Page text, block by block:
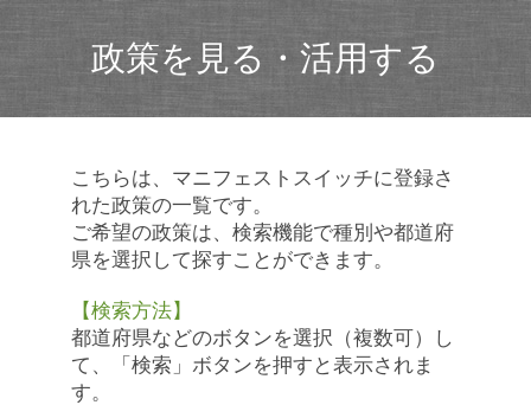
政策を見る・活用する
こちらは、マニフェストスイッチに登録さ
れた政策の一覧です。
ご希望の政策は、検索機能で種別や都道府
県を選択して探すことができます。
【検索方法】
都道府県などのボタンを選択（複数可）し
て、「検索」ボタンを押すと表示されま
す。